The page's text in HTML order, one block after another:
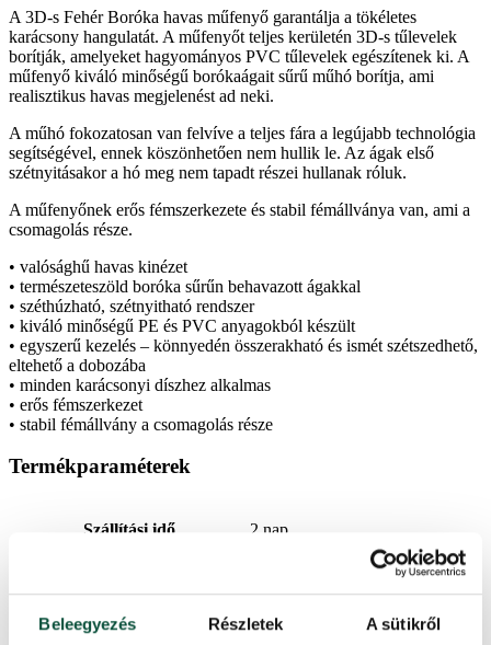
Beleegyezés Részletek A sütikről
A 3D-s Fehér Boróka havas műfenyő garantálja a tökéletes
karácsony hangulatát. A műfenyőt teljes kerületén 3D-s tűlevelek
borítják, amelyeket hagyományos PVC tűlevelek egészítenek ki. A
műfenyő kiváló minőségű borókaágait sűrű műhó borítja, ami
realisztikus havas megjelenést ad neki.
A műhó fokozatosan van felvíve a teljes fára a legújabb technológia
segítségével, ennek köszönhetően nem hullik le. Az ágak első
szétnyitásakor a hó meg nem tapadt részei hullanak róluk.
A műfenyőnek erős fémszerkezete és stabil fémállványa van, ami a
csomagolás része.
• valósághű havas kinézet
• természeteszöld boróka sűrűn behavazott ágakkal
• széthúzható, szétnyitható rendszer
• kiváló minőségű PE és PVC anyagokból készült
• egyszerű kezelés – könnyedén összerakható és ismét szétszedhető,
eltehető a dobozába
• minden karácsonyi díszhez alkalmas
• erős fémszerkezet
• stabil fémállvány a csomagolás része
Termékparaméterek
Szállítási idő 2 nap